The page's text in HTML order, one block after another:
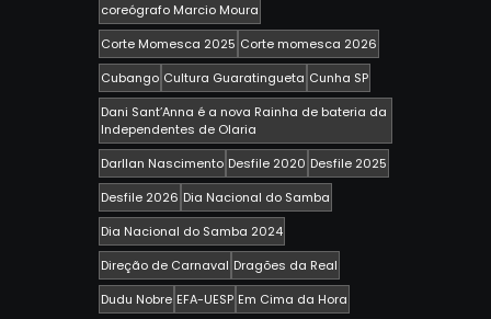
coreógrafo Marcio Moura
Corte Momesca 2025 Corte momesca 2026
Cubango Cultura Guaratingueta Cunha SP
Dani Sant’Anna é a nova Rainha de bateria da
Independentes de Olaria
Darllan Nascimento Desfile 2020 Desfile 2025
Desfile 2026 Dia Nacional do Samba
Dia Nacional do Samba 2024
Direção de Carnaval Dragões da Real
Dudu Nobre EFA-UESP Em Cima da Hora